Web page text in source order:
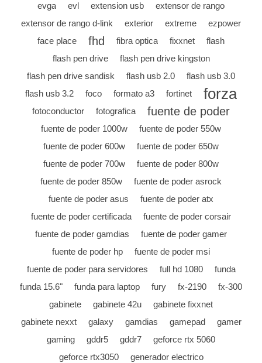
evga
evl extension usb
extensor de rango
extensor de rango d-link
exterior extreme
ezpower
face place
fhd fibra optica fixxnet
flash
flash pen drive
flash pen drive kingston
flash pen drive sandisk
flash usb 2.0
flash usb 3.0
flash usb 3.2
foco formato a3 fortinet forza
fotoconductor fotografica fuente de poder
fuente de poder 1000w
fuente de poder 550w
fuente de poder 600w
fuente de poder 650w
fuente de poder 700w
fuente de poder 800w
fuente de poder 850w
fuente de poder asrock
fuente de poder asus
fuente de poder atx
fuente de poder certificada
fuente de poder corsair
fuente de poder gamdias
fuente de poder gamer
fuente de poder hp
fuente de poder msi
fuente de poder para servidores
full hd 1080
funda
funda 15.6"
funda para laptop fury fx-2190
fx-300
gabinete
gabinete 42u
gabinete fixxnet
gabinete nexxt
galaxy gamdias gamepad
gamer
gaming
gddr5 gddr7
geforce rtx 5060
geforce rtx3050
generador electrico